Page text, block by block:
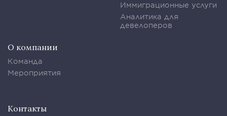
Иммиграционные услуги
Аналитика для
девелоперов
О компании
Команда
Мероприятия
Контакты